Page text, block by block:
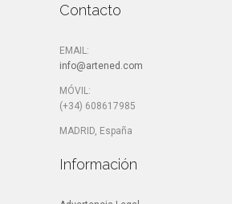
Contacto
EMAIL:
info@artened.com
MÓVIL:
(+34) 608617985
MADRID, España
Información